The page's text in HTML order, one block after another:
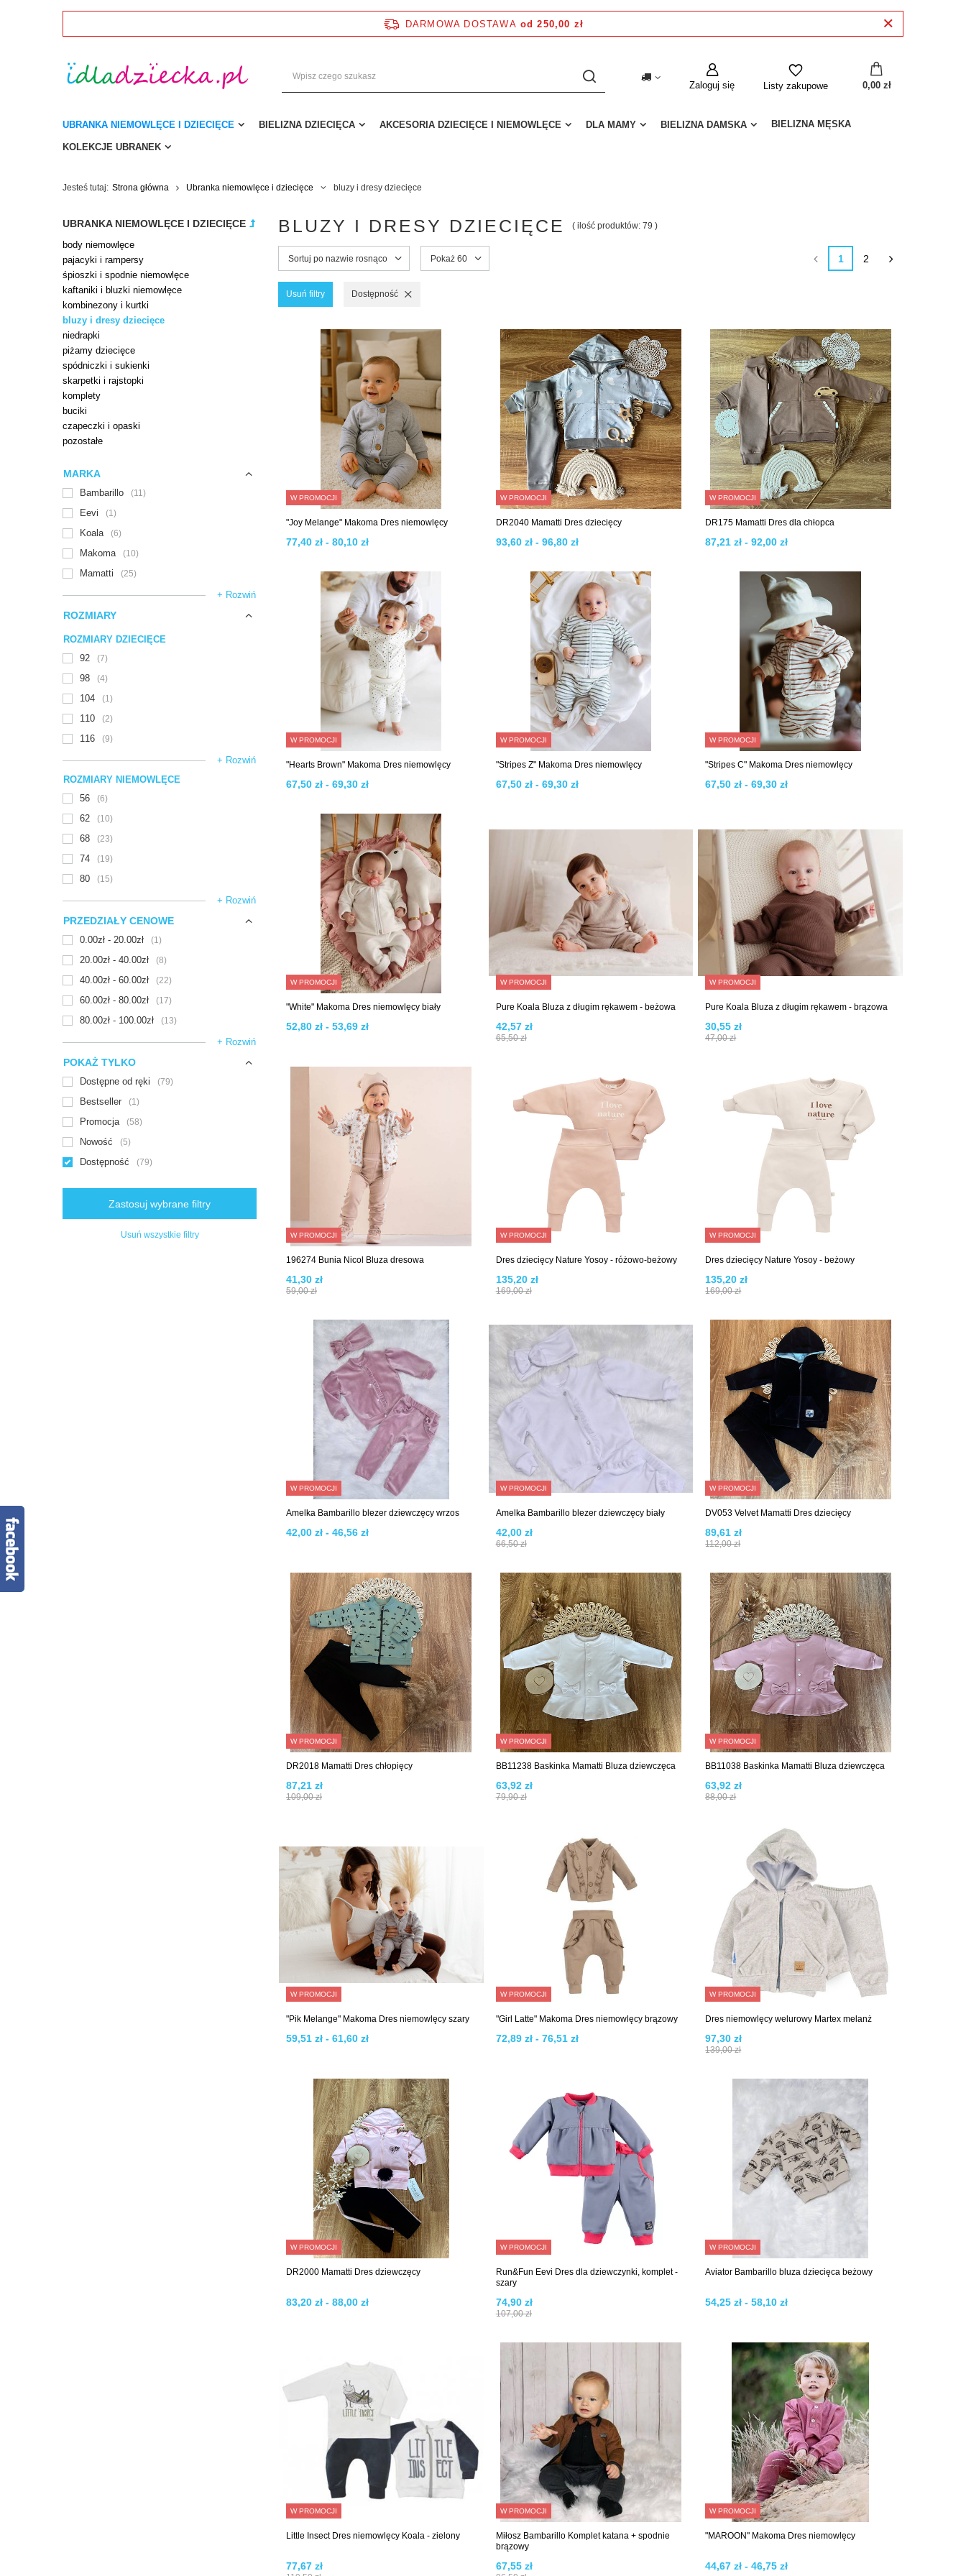
DARMOWA DOSTAWA od 250,00 zł
Zaloguj się Listy zakupowe 0,00 zł
UBRANKA NIEMOWLĘCE I DZIECIĘCE BIELIZNA DZIECIĘCA AKCESORIA DZIECIĘCE I NIEMOWLĘCE DLA MAMY BIELIZNA DAMSKA BIELIZNA MĘSKA
KOLEKCJE UBRANEK
Jesteś tutaj: Strona główna Ubranka niemowlęce i dziecięce bluzy i dresy dziecięce
UBRANKA NIEMOWLĘCE I DZIECIĘCE
body niemowlęce
pajacyki i rampersy
śpioszki i spodnie niemowlęce
kaftaniki i bluzki niemowlęce
kombinezony i kurtki
bluzy i dresy dziecięce
niedrapki
piżamy dziecięce
spódniczki i sukienki
skarpetki i rajstopki
komplety
buciki
czapeczki i opaski
pozostałe
MARKA
Bambarillo 11
Eevi 1
Koala 6
Makoma 10
Mamatti 25
+ Rozwiń
ROZMIARY
ROZMIARY DZIECIĘCE
92
7
98 4
104 1
110 2
116 9
+ Rozwiń
ROZMIARY NIEMOWLĘCE
56
6
62 10
68 23
74 19
80 15
+ Rozwiń
PRZEDZIAŁY CENOWE
0.00zł - 20.00zł 1
20.00zł - 40.00zł 8
40.00zł - 60.00zł 22
60.00zł - 80.00zł 17
80.00zł - 100.00zł 13
+ Rozwiń
POKAŻ TYLKO
Dostępne od ręki 79
Bestseller 1
Promocja 58
Nowość 5
Dostępność 79
Zastosuj wybrane filtry
Usuń wszystkie filtry
BLUZY I DRESY DZIECIĘCE ( ilość produktów: 79 )
Sortuj po nazwie rosnąco Pokaż 60 1 2
Usuń filtry Dostępność
W PROMOCJI
"Joy Melange" Makoma Dres niemowlęcy
77,40 zł - 80,10 zł
W PROMOCJI
DR2040 Mamatti Dres dziecięcy
93,60 zł - 96,80 zł
W PROMOCJI
DR175 Mamatti Dres dla chłopca
87,21 zł - 92,00 zł
W PROMOCJI
"Hearts Brown" Makoma Dres niemowlęcy
67,50 zł - 69,30 zł
W PROMOCJI
"Stripes Z" Makoma Dres niemowlęcy
67,50 zł - 69,30 zł
W PROMOCJI
"Stripes C" Makoma Dres niemowlęcy
67,50 zł - 69,30 zł
W PROMOCJI
"White" Makoma Dres niemowlęcy biały
52,80 zł - 53,69 zł
W PROMOCJI
Pure Koala Bluza z długim rękawem - beżowa
65,50 zł
42,57 zł
W PROMOCJI
Pure Koala Bluza z długim rękawem - brązowa
47,00 zł
30,55 zł
W PROMOCJI
196274 Bunia Nicol Bluza dresowa
59,00 zł
41,30 zł
W PROMOCJI
Dres dziecięcy Nature Yosoy - różowo-beżowy
169,00 zł
135,20 zł
W PROMOCJI
Dres dziecięcy Nature Yosoy - beżowy
169,00 zł
135,20 zł
W PROMOCJI
Amelka Bambarillo blezer dziewczęcy wrzos
42,00 zł - 46,56 zł
W PROMOCJI
Amelka Bambarillo blezer dziewczęcy biały
66,50 zł
42,00 zł
W PROMOCJI
DV053 Velvet Mamatti Dres dziecięcy
112,00 zł
89,61 zł
W PROMOCJI
DR2018 Mamatti Dres chłopięcy
109,00 zł
87,21 zł
W PROMOCJI
BB11238 Baskinka Mamatti Bluza dziewczęca
79,90 zł
63,92 zł
W PROMOCJI
BB11038 Baskinka Mamatti Bluza dziewczęca
88,00 zł
63,92 zł
W PROMOCJI
"Pik Melange" Makoma Dres niemowlęcy szary
59,51 zł - 61,60 zł
W PROMOCJI
"Girl Latte" Makoma Dres niemowlęcy brązowy
72,89 zł - 76,51 zł
W PROMOCJI
Dres niemowlęcy welurowy Martex melanż
139,00 zł
97,30 zł
W PROMOCJI
DR2000 Mamatti Dres dziewczęcy
83,20 zł - 88,00 zł
W PROMOCJI
Run&Fun Eevi Dres dla dziewczynki, komplet -
szary
107,00 zł
74,90 zł
W PROMOCJI
Aviator Bambarillo bluza dziecięca beżowy
54,25 zł - 58,10 zł
W PROMOCJI
Little Insect Dres niemowlęcy Koala - zielony
77,67 zł
W PROMOCJI
Miłosz Bambarillo Komplet katana + spodnie
brązowy
67,55 zł
W PROMOCJI
"MAROON" Makoma Dres niemowlęcy
44,67 zł - 46,75 zł